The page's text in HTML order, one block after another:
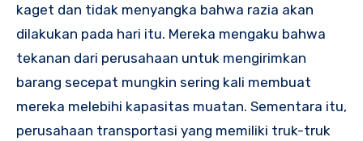
kaget dan tidak menyangka bahwa razia akan
dilakukan pada hari itu. Mereka mengaku bahwa
tekanan dari perusahaan untuk mengirimkan
barang secepat mungkin sering kali membuat
mereka melebihi kapasitas muatan. Sementara itu,
perusahaan transportasi yang memiliki truk-truk